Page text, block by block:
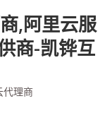
,阿里云服
商-凯铧互
代理商